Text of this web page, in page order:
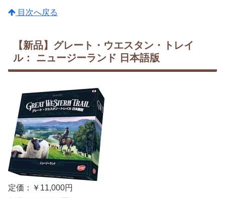
目次へ戻る
【新品】グレート・ウエスタン・トレイ
ル： ニュージーランド 日本語版
定価：￥11,000円